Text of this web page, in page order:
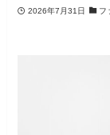
2026年7月31日 フ